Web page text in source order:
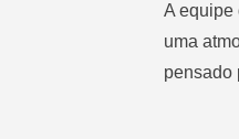
A equipe
uma
pensado